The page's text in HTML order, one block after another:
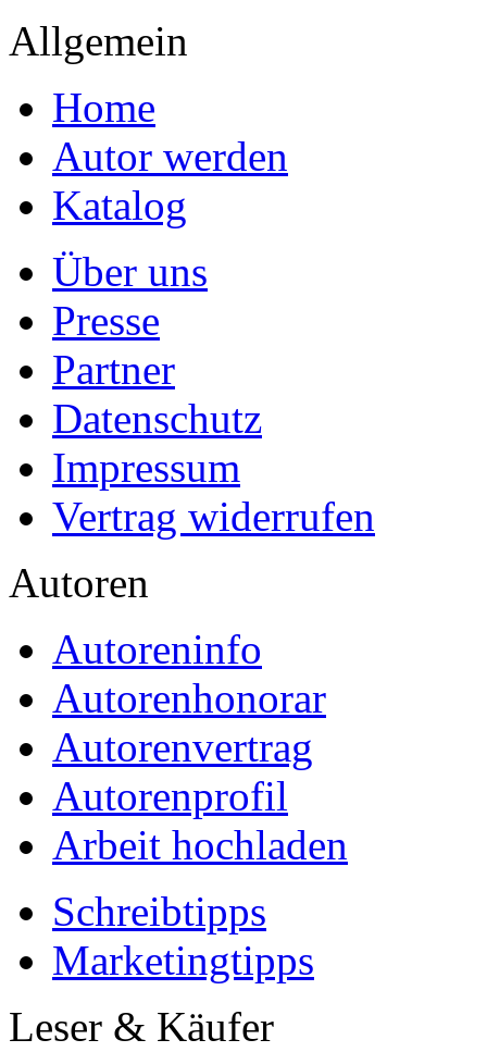
Allgemein
Home
Autor werden
Katalog
Über uns
Presse
Partner
Datenschutz
Impressum
Vertrag widerrufen
Autoren
Autoreninfo
Autorenhonorar
Autorenvertrag
Autorenprofil
Arbeit hochladen
Schreibtipps
Marketingtipps
Leser & Käufer